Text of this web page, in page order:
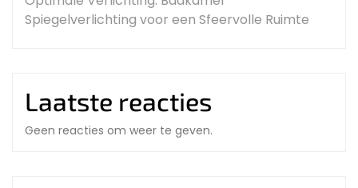
Spiegelverlichting voor een Sfeervolle Ruimte
Laatste reacties
Geen reacties om weer te geven.